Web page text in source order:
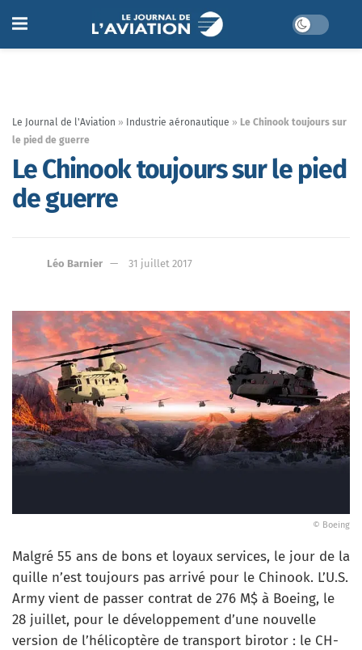
Le Journal de l'Aviation » Industrie aéronautique » Le Chinook toujours sur
le pied de guerre
Le Chinook toujours sur le pied
de guerre
Léo Barnier 31 juillet 2017
© Boeing
Malgré 55 ans de bons et loyaux services, le jour de la
quille n’est toujours pas arrivé pour le Chinook. L’U.S.
Army vient de passer contrat de 276 M$ à Boeing, le
28 juillet, pour le développement d’une nouvelle
version de l’hélicoptère de transport birotor : le CH-